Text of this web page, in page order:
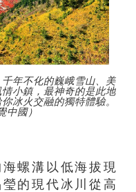
年不化的巍峨雪山、美
小鎮，最神奇的是此地
冰火交融的獨特體驗。
中國）
螺溝以低海拔現
的現代冰川從高